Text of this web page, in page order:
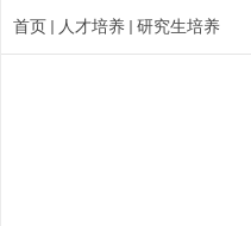
首页 人才培养 研究生培养